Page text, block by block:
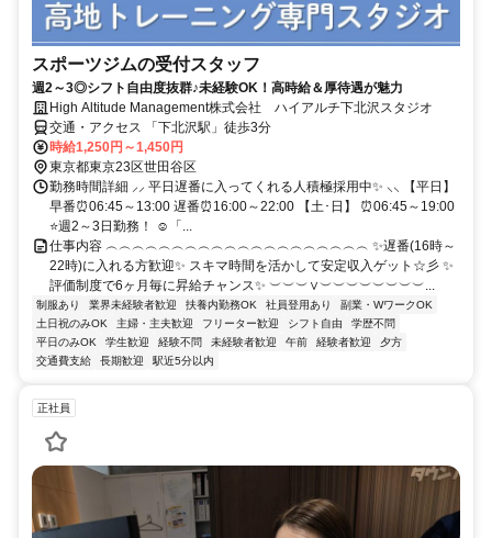
スポーツジムの受付スタッフ
週2～3◎シフト自由度抜群♪未経験OK！高時給＆厚待遇が魅力
High Altitude Management株式会社 ハイアルチ下北沢スタジオ
交通・アクセス 「下北沢駅」徒歩3分
時給1,250円～1,450円
東京都東京23区世田谷区
勤務時間詳細 ⸝⸝ 平日遅番に入ってくれる人積極採用中✨ ⸜⸜ 【平日】
早番⏰06:45～13:00 遅番⏰16:00～22:00 【土･日】 ⏰06:45～19:00
⭐週2～3日勤務！ ☺「...
仕事内容 ︵︵︵︵︵︵︵︵︵︵︵︵︵︵︵︵︵︵︵︵ ✨遅番(16時～
22時)に入れる方歓迎✨ スキマ時間を活かして安定収入ゲット☆彡 ✨
評価制度で6ヶ月毎に昇給チャンス✨ ︶︶︶∨︶︶︶︶︶︶︶︶...
制服あり 業界未経験者歓迎 扶養内勤務OK 社員登用あり
副業・WワークOK
土日祝のみOK
主婦・主夫歓迎 フリーター歓迎 シフト自由
学歴不問
平日のみOK
学生歓迎 経験不問 未経験者歓迎 午前 経験者歓迎
夕方
交通費支給
長期歓迎 駅近5分以内
正社員